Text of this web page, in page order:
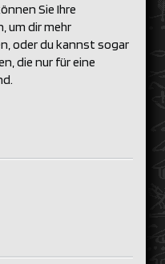
Sie Ihre
um dir mehr
oder du kannst sogar
die nur für eine